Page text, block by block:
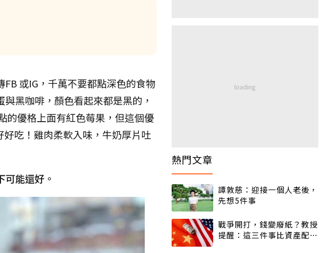
或IG，千萬不要都點深色的食物
黑咖啡，顏色看起來都是黑的，
的優格上面有紅色莓果，但這個優
吃！雞肉柔軟入味，牛奶厚片吐
能還好。
熱門文章
譚敦慈：迎接一個人老後，
先想5件事
戰爭開打，錢變廢紙？教授
提醒：這三件事比資產配置